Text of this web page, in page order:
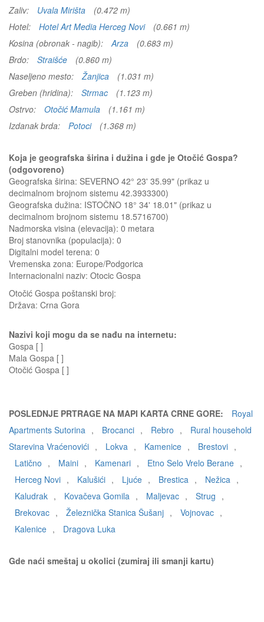
Zaliv:
Uvala Mirišta
(0.472 m)
Hotel:
Hotel Art Media Herceg Novi
(0.661 m)
Kosina (obronak - nagib):
Arza
(0.683 m)
Brdo:
Straišće
(0.860 m)
Naseljeno mesto:
Žanjica
(1.031 m)
Greben (hridina):
Strmac
(1.123 m)
Ostrvo:
Otočić Mamula
(1.161 m)
Izdanak brda:
Potoci (1.368 m)
Koja je geografska širina i dužina i gde je Otočić Gospa?
(odgovoreno)
Geografska širina: SEVERNO 42° 23' 35.99" (prikaz u
decimalnom brojnom sistemu 42.3933300)
Geografska dužina: ISTOČNO 18° 34' 18.01" (prikaz u
decimalnom brojnom sistemu 18.5716700)
Nadmorska visina (elevacija): 0 metara
Broj stanovnika (populacija): 0
Digitalni model terena: 0
Vremenska zona: Europe/Podgorica
Internacionalni naziv: Otocic Gospa
Otočić Gospa poštanski broj:
Država: Crna Gora
Nazivi koji mogu da se nađu na internetu:
Gospa [ ]
Mala Gospa [ ]
Otočić Gospa [ ]
POSLEDNJE PRTRAGE NA MAPI KARTA CRNE GORE:
Royal
Apartments Sutorina , Brocanci , Rebro ,
Rural household
Starevina Vraćenovići , Lokva , Kamenice , Brestovi ,
Latično , Maini , Kamenari , Etno Selo Vrelo Berane ,
Herceg Novi , Kalušići , Ljuće , Brestica , Nežica ,
Kaludrak , Kovačeva Gomila , Maljevac , Strug ,
Brekovac , Železnička Stanica Šušanj , Vojnovac ,
Kalenice , Dragova Luka
Gde naći smeštaj u okolici (zumiraj ili smanji kartu)